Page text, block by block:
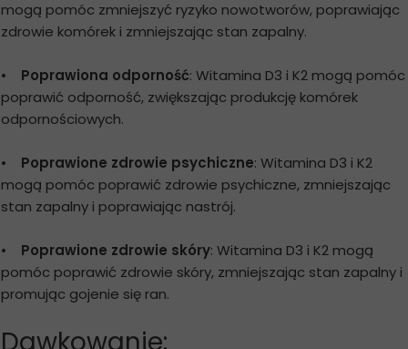
mogą pomóc zmniejszyć ryzyko nowotworów, poprawiając
zdrowie komórek i zmniejszając stan zapalny.
• Poprawiona odporność: Witamina D3 i K2 mogą pomóc
poprawić odporność, zwiększając produkcję komórek
odpornościowych.
• Poprawione zdrowie psychiczne: Witamina D3 i K2
mogą pomóc poprawić zdrowie psychiczne, zmniejszając
stan zapalny i poprawiając nastrój.
• Poprawione zdrowie skóry: Witamina D3 i K2 mogą
pomóc poprawić zdrowie skóry, zmniejszając stan zapalny i
promując gojenie się ran.